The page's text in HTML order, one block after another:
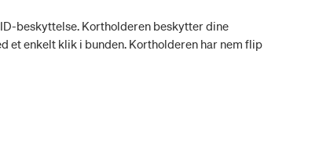
beskyttelse. Kortholderen beskytter dine
et enkelt klik i bunden. Kortholderen har nem flip